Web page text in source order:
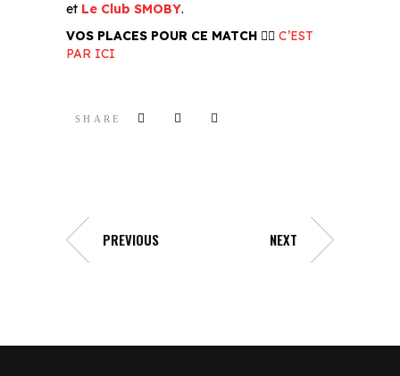
et Le Club SMOBY.
VOS PLACES POUR CE MATCH 👉🏻 C’EST
PAR ICI
SHARE
PREVIOUS NEXT